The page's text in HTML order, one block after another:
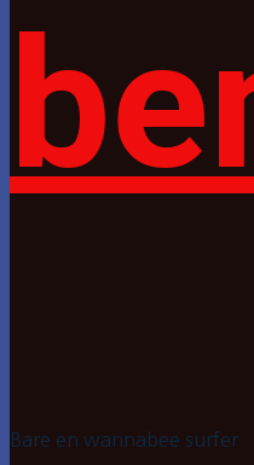
Bare en wannabee surfer